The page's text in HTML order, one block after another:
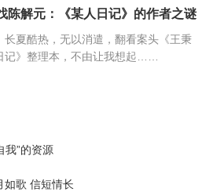
陈解元：《某人日记》的作者之谜
长夏酷热，无以消遣，翻看案头《王秉
记》整理本，不由让我想起……
我”的资源
如歌 信短情长